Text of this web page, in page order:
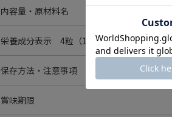
1日4粒を目安に、水または白湯とともに
内容量・原材料名
56.4g（470mg×120粒）
亜麻仁油(国内製造)、還元型コエンザイム
ツメエキス末、黒枸杞末、ビタミンE含有
ンカニクジュヨウエキス末、ショウガ末、
C、グリセリン脂肪酸エステル、カカオ色
栄養成分表示 4粒（1.88g）あたり
たんぱく質:0.39g
脂質:1.13g
炭水化物:0.26g
保存方法・注意事項
直射日光及び高温多湿を避けて保存してく
開封後はキャップをしっかり閉めて保存し
賞味期限